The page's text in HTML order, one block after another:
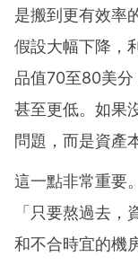
是搬到更有效率
假設大幅下降，
品值70至80美分
甚至更低。如果
問題，而是資產
這一點非常重要
「只要熬過去
和不合時宜的機